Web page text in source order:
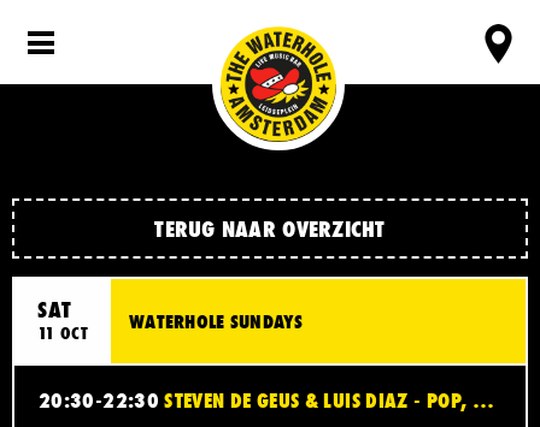
TERUG NAAR OVERZICHT
SAT
11 OCT WATERHOLE SUNDAYS
20:30-22:30 STEVEN DE GEUS & LUIS DIAZ - POP, ROCK